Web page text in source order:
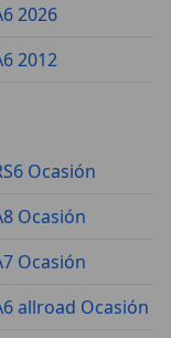
2026
2012
Ocasión
Ocasión
Ocasión
allroad Ocasión